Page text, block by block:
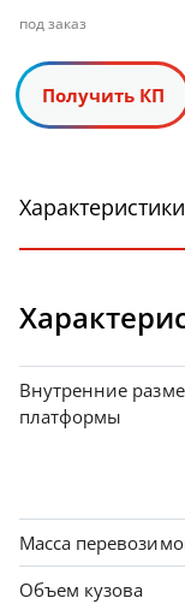
под заказ
Получить КП
Внутренние
платформы
Масса
Объем кузова